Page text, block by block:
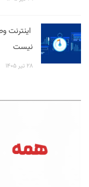
اینترنت
نیست
۲۸ تیر ۱۴۰۵